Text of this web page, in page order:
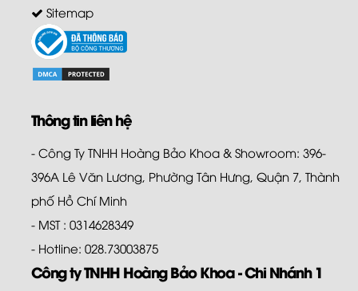
Sitemap
Thông tin liên hệ
- Công Ty TNHH Hoàng Bảo Khoa & Showroom: 396-
396A Lê Văn Lương, Phường Tân Hưng, Quận 7, Thành
phố Hồ Chí Minh
- MST : 0314628349
- Hotline: 028.73003875
Công ty TNHH Hoàng Bảo Khoa - Chi Nhánh 1